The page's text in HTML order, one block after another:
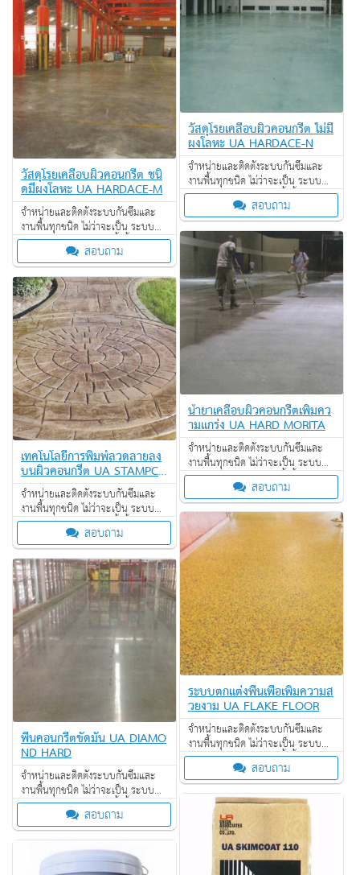
วัสดุโรยเคลือบผิวคอนกรีต ไม่มี
ผงโลหะ UA HARDACE-N
จำหน่ายและติดตั้งระบบกันซึมและ
งานพื้นทุกชนิด ไม่ว่าจะเป็น ระบบ
งานกันซึม ระบบงานติดตั้งพื้น งาน
ป้องกันไฟลาม งานเคลือบปกป้องพื้น
ผิว งานเคลือบสารสะท้อนความร้อน
สอบถาม
วัสดุโรยเคลือบผิวคอนกรีต ชนิ
ดมีผงโลหะ UA HARDACE-M
จำหน่ายและติดตั้งระบบกันซึมและ
งานพื้นทุกชนิด ไม่ว่าจะเป็น ระบบ
งานกันซึม ระบบงานติดตั้งพื้น งาน
ป้องกันไฟลาม งานเคลือบปกป้องพื้น
ผิว งานเคลือบสารสะท้อนความร้อน
สอบถาม
น้ำยาเคลือบผิวคอนกรีตเพิ่มคว
ามแกร่ง UA HARD MORITA
จำหน่ายและติดตั้งระบบกันซึมและ
งานพื้นทุกชนิด ไม่ว่าจะเป็น ระบบ
งานกันซึม ระบบงานติดตั้งพื้น งาน
ป้องกันไฟลาม งานเคลือบปกป้องพื้น
ผิว งานเคลือบสารสะท้อนความร้อน
สอบถาม
เทคโนโลยีการพิมพ์ลวดลายลง
บนผิวคอนกรีต UA STAMPCR
ET
จำหน่ายและติดตั้งระบบกันซึมและ
งานพื้นทุกชนิด ไม่ว่าจะเป็น ระบบ
งานกันซึม ระบบงานติดตั้งพื้น งาน
ป้องกันไฟลาม งานเคลือบปกป้องพื้น
ผิว งานเคลือบสารสะท้อนความร้อน
สอบถาม
ระบบตกแต่งพื้นเพื่อเพิ่มความส
วยงาม UA FLAKE FLOOR
จำหน่ายและติดตั้งระบบกันซึมและ
งานพื้นทุกชนิด ไม่ว่าจะเป็น ระบบ
งานกันซึม ระบบงานติดตั้งพื้น งาน
ป้องกันไฟลาม งานเคลือบปกป้องพื้น
ผิว งานเคลือบสารสะท้อนความร้อน
สอบถาม
พื้นคอนกรีตขัดมัน UA DIAMO
ND HARD
จำหน่ายและติดตั้งระบบกันซึมและ
งานพื้นทุกชนิด ไม่ว่าจะเป็น ระบบ
งานกันซึม ระบบงานติดตั้งพื้น งาน
ป้องกันไฟลาม งานเคลือบปกป้องพื้น
ผิว งานเคลือบสารสะท้อนความร้อน
สอบถาม